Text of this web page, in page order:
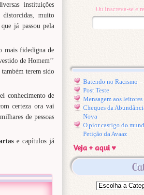
instituições
distorcidas, muito
já passou pela
mais fidedigna de
de Homem’’
terem sido
conhecimento de
certeza ora vai
de pessoas
e capítulos já
Ou inscreva-se e
Batendo no Racismo –
Post Teste
Mensagem aos
Cheques da
Nova
O pior castigo do
Petição da Avaaz
Veja + aqui ♥